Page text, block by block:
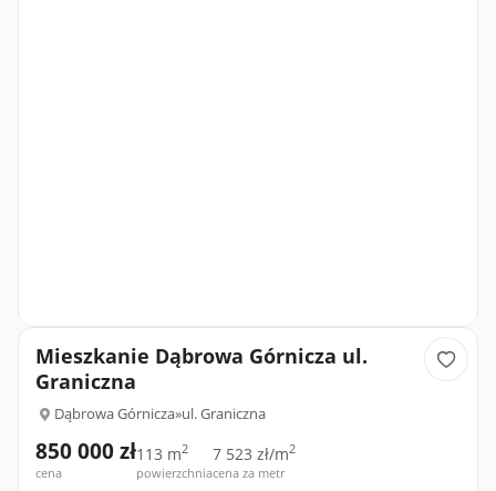
Mieszkanie Dąbrowa Górnicza ul.
Graniczna
Dąbrowa Górnicza»ul. Graniczna
850 000 zł
cena
113 m2
powierzchnia
7 523 zł/m2
cena za metr